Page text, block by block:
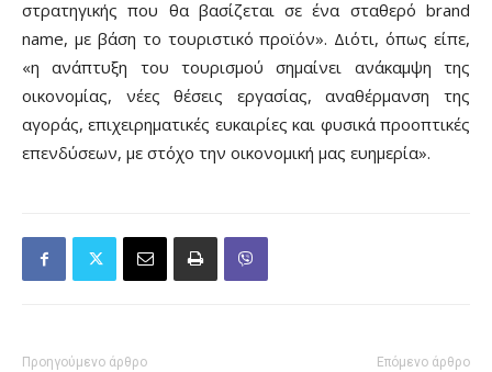
στρατηγικής που θα βασίζεται σε ένα σταθερό brand
name, με βάση το τουριστικό προϊόν». Διότι, όπως είπε,
«η ανάπτυξη του τουρισμού σημαίνει ανάκαμψη της
οικονομίας, νέες θέσεις εργασίας, αναθέρμανση της
αγοράς, επιχειρηματικές ευκαιρίες και φυσικά προοπτικές
επενδύσεων, με στόχο την οικονομική μας ευημερία».
Προηγούμενο άρθρο Επόμενο άρθρο